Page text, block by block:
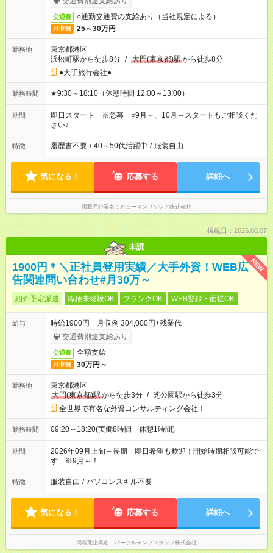
交通費 ○通勤交通費の支給あり（当社規定による）
月収例 25～30万円
勤務地
東京都港区
浜松町駅から徒歩8分 / 大門(東京都)駅から徒歩8分
●大手旅行会社●
勤務時間 ★9:30～18:10（休憩時間 12:00～13:00）
期間
即日スタート ※急募 ○9月～、10月～スタートもご相談くだ
さい♪
特徴 履歴書不要 / 40～50代活躍中 / 服装自由
気になる！ 応募する 詳細へ
掲載元企業名 ヒューマンリソシア株式会社
掲載日：2026.08.07
未読
NEW
1900円＊＼正社員登用実績／大手外資！WEB広
告関連問い合わせ#月30万～
紹介予定派遣 職種未経験OK ブランクOK WEB登録・面接OK
給与
時給1900円 月収例 304,000円+残業代
交通費別途支給あり
交通費 全額支給
月収例 30万円～
勤務地
東京都港区
大門(東京都)駅から徒歩3分 / 芝公園駅から徒歩3分
全世界で有名な外資コンサルティング会社！
勤務時間 09:20～18:20(実働8時間 休憩1時間)
期間
2026年09月上旬～長期 即日希望も歓迎！開始時期相談可能で
す ※9月～！
特徴 服装自由 / パソコンスキル不要
気になる！ 応募する 詳細へ
掲載元企業名 パーソルテンプスタッフ株式会社